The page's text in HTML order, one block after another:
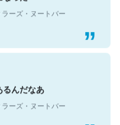
ーズ・ヌートバー
んだなあ
ーズ・ヌートバー